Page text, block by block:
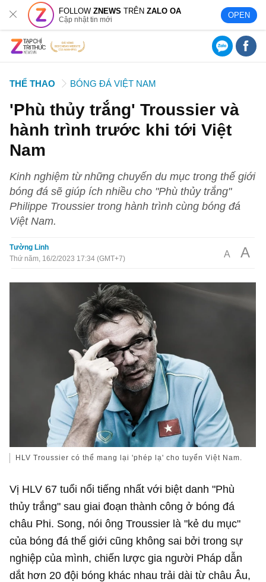
FOLLOWZNEWS TRÊNZALO OA
Cập nhật tin mới OPEN
THỂ THAO BÓNG ĐÁ VIỆT NAM
'Phù thủy trắng' Troussier và
hành trình trước khi tới Việt
Nam
Kinh nghiệm từ những chuyến du mục trong thế giới
bóng đá sẽ giúp ích nhiều cho "Phù thủy trắng"
Philippe Troussier trong hành trình cùng bóng đá
Việt Nam.
Tường Linh
Thứ năm, 16/2/2023 17:34 (GMT+7)
A A
HLV Troussier có thể mang lại 'phép lạ' cho tuyển Việt Nam.
Vị HLV 67 tuổi nổi tiếng nhất với biệt danh "Phù
thủy trắng" sau giai đoạn thành công ở bóng đá
châu Phi. Song, nói ông Troussier là "kẻ du mục"
của bóng đá thế giới cũng không sai bởi trong sự
nghiệp của mình, chiến lược gia người Pháp dẫn
dắt hơn 20 đội bóng khác nhau trải dài từ châu Âu,